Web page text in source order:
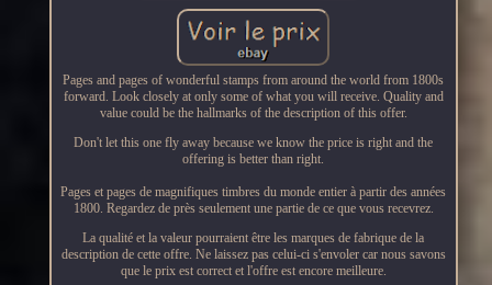
Pages and pages of wonderful stamps from around the world from 1800s
forward. Look closely at only some of what you will receive. Quality and
value could be the hallmarks of the description of this offer.
Don't let this one fly away because we know the price is right and the
offering is better than right.
Pages et pages de magnifiques timbres du monde entier à partir des années
1800. Regardez de près seulement une partie de ce que vous recevrez.
La qualité et la valeur pourraient être les marques de fabrique de la
description de cette offre. Ne laissez pas celui-ci s'envoler car nous savons
que le prix est correct et l'offre est encore meilleure.